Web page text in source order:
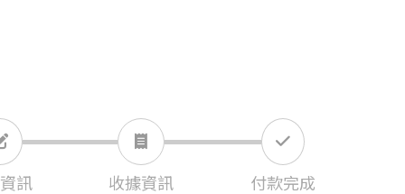
訊 收據資訊 付款完成